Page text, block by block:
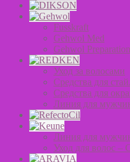
Fusskraft
Gehwol Med
Gehwol
Уход за волосами
Средства для
Средства для
Линия для
Линия для
Уход для волос –